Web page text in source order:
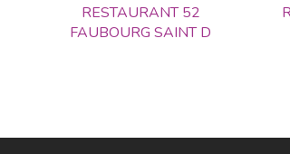
RESTAURANT 52
FAUBOURG SAINT D